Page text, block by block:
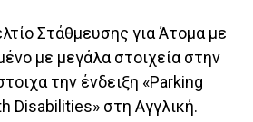
Στάθμευσης για Άτομα με
με μεγάλα στοιχεία στην
την ένδειξη «Parking
Disabilities» στη Αγγλική.